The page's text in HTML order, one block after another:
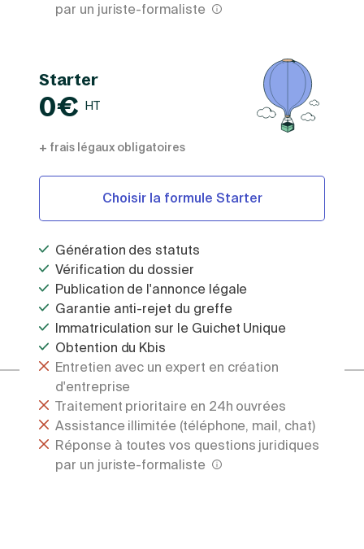
par un juriste-formaliste
Starter
0€ HT
+ frais légaux obligatoires
Choisir la formule Starter
Génération des statuts
Vérification du dossier
Publication de l'annonce légale
Garantie anti-rejet du greffe
Immatriculation sur le Guichet Unique
Obtention du Kbis
Entretien avec un expert en création
d'entreprise
Traitement prioritaire en 24h ouvrées
Assistance illimitée (téléphone, mail, chat)
Réponse à toutes vos questions juridiques
par un juriste-formaliste